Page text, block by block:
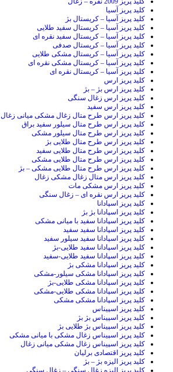
کلید پریز آسیا
کلید پریز آسیا – کریستال بژ
کلید پریز آسیا – کریستال سفید طلایی
کلید پریز آسیا – کریستال سفید نقره ای
کلید پریز آسیا – کریستال صدفی
کلید پریز آسیا – کریستال مشکی طلایی
کلید پریز آسیا – کریستال مشکی نقره ای
کلید پریز آسیا – کریستال نقره ای
کلید پریز ارس
کلید پریز ارس بژ – بژ
کلید پریز ارس زغال سنگی
کلید پریز ارس سفید
کلید پریز ارس طرح متال زغال مشکی میانی زغال
کلید پریز ارس طرح متال سیلور سفید براق
کلید پریز ارس طرح متال سیلور مشکی
کلید پریز ارس طرح متال طلایی بژ
کلید پریز ارس طرح متال طلایی سفید
کلید پریز ارس طرح متال طلایی مشکی
کلید پریز ارس طرح متال طلایی مشکی – بژ
کلید پریز ارس متال زغال مشکی زغال
کلید پریز ارس مشکی مات
کلید پریز ارس نقره ای – زغال سنگی
کلید پریز اسپادانا
کلید پریز اسپادانا بژ بژ
کلید پریز اسپادانا سفید با میانی مشکی
کلید پریز اسپادانا سفید سفید
کلید پریز اسپادانا سفید سیلور سفید
کلید پریز اسپادانا سفید طلایی-بژ
کلید پریز اسپادانا سفید طلایی-سفید
کلید پریز اسپادانا مشکی بژ
کلید پریز اسپادانا مشکی سیلور-مشکی
کلید پریز اسپادانا مشکی طلایی-بژ
کلید پریز اسپادانا مشکی طلایی-مشکی
کلید پریز اسپادانا مشکی مشکی
کلید پریز اسپیناس
کلید پریز اسپیناس بژ بژ
کلید پریز اسپیناس بژ طلایی بژ
کلید پریز اسپیناس زغال مشکی با میانی مشکی
کلید پریز اسپیناس زغال مشکی میانی زغال
کلید پریز اقتصادی برلیان
کلید پریز الیزه بژ – بژ
کلید پریز الیزه زغال سنگی – زغال سنگی